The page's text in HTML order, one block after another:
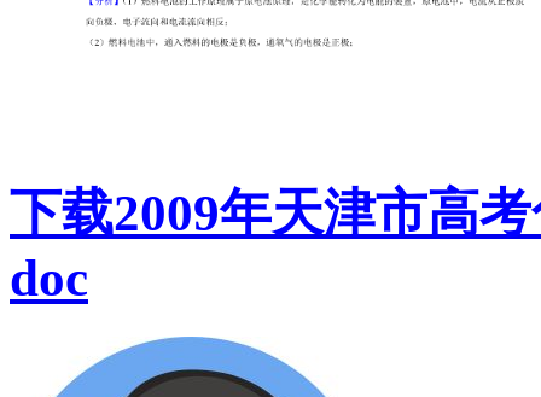
下载2009年天津市高
doc